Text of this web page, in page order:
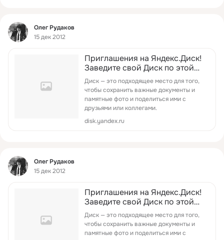
Фид
Олег Рудаков
15 дек 2012
Приглашения на Яндекс.Диск!
Заведите свой Диск по этой
ссылке и получите 1 ГБ
дополнительного
пространства.
Диск — это подходящее место для того,
чтобы сохранить важные документы и
памятные фото и поделиться ими с
друзьями или коллегами.
disk.yandex.ru
Фид
Олег Рудаков
15 дек 2012
Приглашения на Яндекс.Диск!
Заведите свой Диск по этой
ссылке и получите 1 ГБ
дополнительного
пространства.
Диск — это подходящее место для того,
чтобы сохранить важные документы и
памятные фото и поделиться ими с